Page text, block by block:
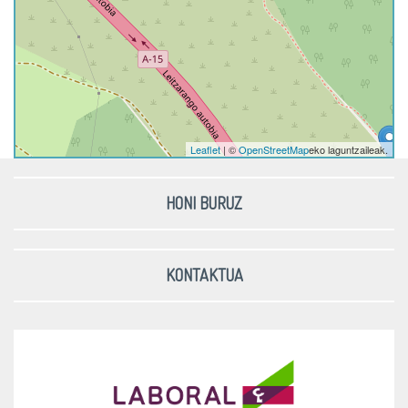
Leaflet| ©OpenStreetMapeko laguntzaileak.
HONI BURUZ
KONTAKTUA